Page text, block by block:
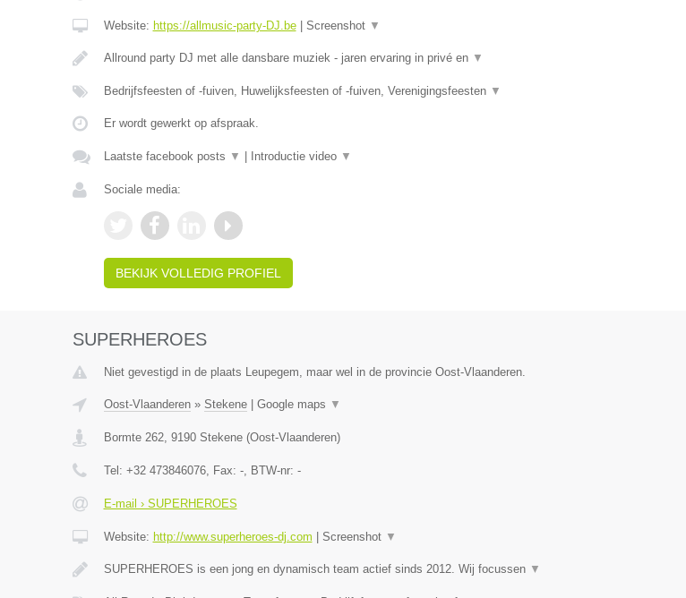
Website: https://allmusic-party-DJ.be| Screenshot ▼
Allround party DJ met alle dansbare muziek - jaren ervaring in privé en ▼
Bedrijfsfeesten of -fuiven, Huwelijksfeesten of -fuiven, Verenigingsfeesten ▼
Er wordt gewerkt op afspraak.
Laatste facebook posts ▼ Introductie video ▼
Sociale media:
BEKIJK VOLLEDIG PROFIEL
SUPERHEROES
Niet gevestigd in de plaats Leupegem, maar wel in de provincie Oost-Vlaanderen.
Oost-Vlaanderen» Stekene| Google maps ▼
Bormte 262, 9190 Stekene(Oost-Vlaanderen)
Tel: +32 473846076, Fax: -, BTW-nr: -
E-mail › SUPERHEROES
Website: http://www.superheroes-dj.com Screenshot ▼
SUPERHEROES is een jong en dynamisch team actief sinds 2012. Wij focussen ▼